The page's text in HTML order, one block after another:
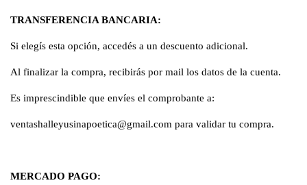
TRANSFERENCIA BANCARIA:
Si elegís esta opción, accedés a un descuento adicional.
Al finalizar la compra, recibirás por mail los datos de la cuenta.
Es imprescindible que envíes el comprobante a:
ventashalleyusinapoetica@gmail.com para validar tu compra.
MERCADO PAGO: